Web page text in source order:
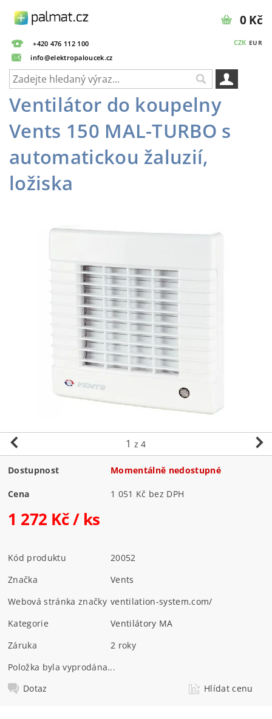
+420 476 112 100
info@elektropaloucek.cz
CZK EUR
0 Kč
Ventilátor do koupelny
Vents 150 MAL-TURBO s
automatickou žaluzií,
ložiska
1 z 4
Dostupnost Momentálně nedostupné
Cena 1 051 Kč bez DPH
1 272 Kč/ ks
Kód produktu
20052
Značka
Vents
Webová stránka značky ventilation-system.com/
Kategorie
Ventilátory MA
Záruka
2 roky
Položka byla vyprodána...
Dotaz
Hlídat cenu